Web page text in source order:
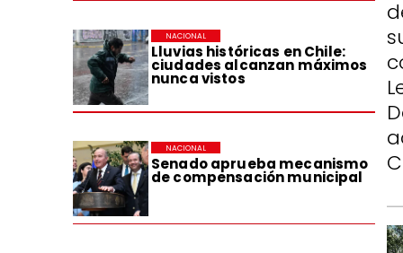
Lluvias históricas en Chile:
ciudades alcanzan máximos
nunca vistos
NACIONAL
Senado aprueba mecanismo
de compensación municipal
NACIONAL